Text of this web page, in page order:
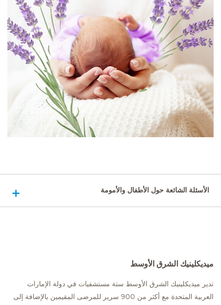
الأسئلة الشائعة حول الأطفال والأمومة
ميديكلينيك الشرق الأوسط
تدير ميديكلينيك الشرق الأوسط ستة مستشفيات في دولة الإمارات
العربية المتحدة مع أكثر من 900 سرير للمرضى المقيمين بالإضافة إلى